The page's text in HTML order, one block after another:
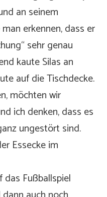
an seinem
erkennen, dass er
sehr genau
kaute Silas an
auf die Tischdecke.
möchten wir
ich denken, dass es
ungestört sind.
Essecke im
das Fußballspiel